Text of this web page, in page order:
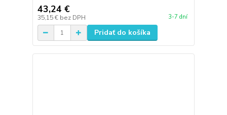
43,24 €
35,15 € bez DPH 3-7 dní
Pridať do košíka